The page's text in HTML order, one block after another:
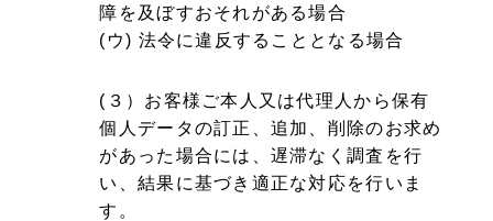
障を及ぼすおそれがある場合
(ウ) 法令に違反することとなる場合
(３）お客様ご本人又は代理人から保有
個人データの訂正、追加、削除のお求め
があった場合には、遅滞なく調査を行
い、結果に基づき適正な対応を行いま
す。